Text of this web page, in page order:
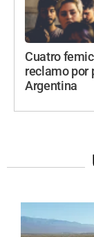
Cuatro
reclamo por
Argentina